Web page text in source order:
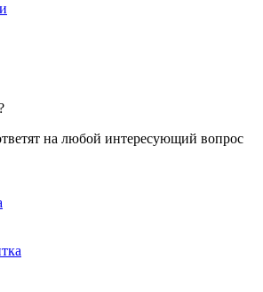
на любой интересующий вопрос